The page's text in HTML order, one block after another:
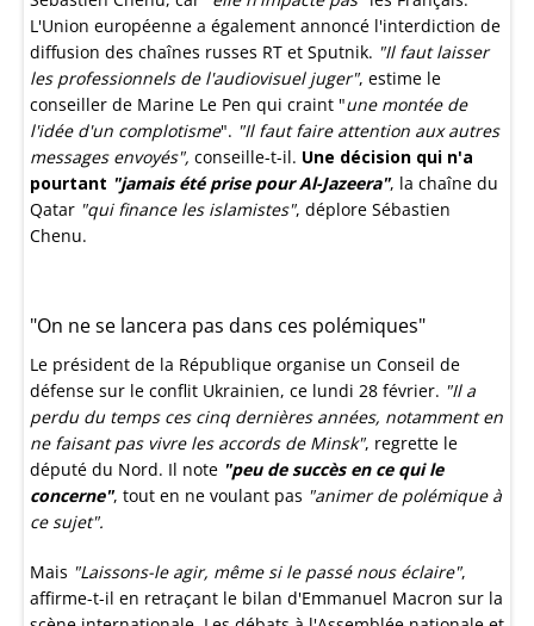
L'Union européenne a également annoncé l'interdiction de
diffusion des chaînes russes RT et Sputnik. "Il faut laisser
les professionnels de l'audiovisuel juger", estime le
conseiller de Marine Le Pen qui craint "une montée de
l'idée d'un complotisme". "Il faut faire attention aux autres
messages envoyés", conseille-t-il. Une décision qui n'a
pourtant "jamais été prise pour Al-Jazeera", la chaîne du
Qatar "qui finance les islamistes", déplore Sébastien
Chenu.
"On ne se lancera pas dans ces polémiques"
Le président de la République organise un Conseil de
défense sur le conflit Ukrainien, ce lundi 28 février. "Il a
perdu du temps ces cinq dernières années, notamment en
ne faisant pas vivre les accords de Minsk", regrette le
député du Nord. Il note "peu de succès en ce qui le
concerne", tout en ne voulant pas "animer de polémique à
ce sujet".
Mais "Laissons-le agir, même si le passé nous éclaire",
affirme-t-il en retraçant le bilan d'Emmanuel Macron sur la